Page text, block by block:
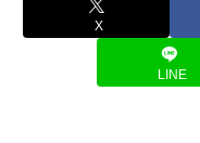
X
LINE